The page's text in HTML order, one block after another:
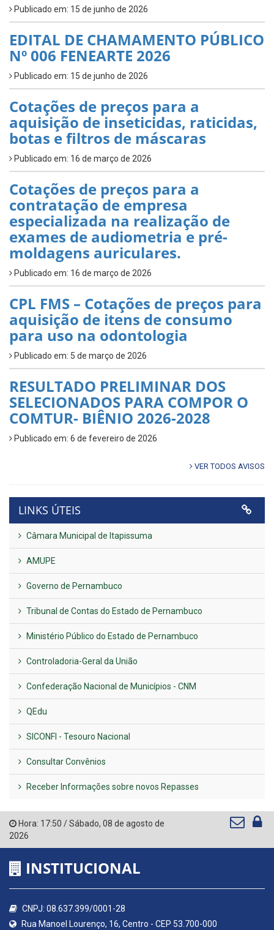
Publicado em: 15 de junho de 2026
EDITAL DE CHAMAMENTO PÚBLICO
Nº 006 FENEARTE 2026
Publicado em: 15 de junho de 2026
Cotações de preços para a
aquisição de inseticidas, raticidas,
botas e filtros de máscaras
Publicado em: 16 de março de 2026
Cotações de preços para a
contratação de empresa
especializada na realização de
exames de audiometria e pré-
moldagens auriculares.
Publicado em: 16 de março de 2026
CPL FMS – Cotações de preços para
aquisição de itens de consumo
para uso na odontologia
Publicado em: 5 de março de 2026
RESULTADO PRELIMINAR DOS
SELECIONADOS PARA COMPOR O
COMTUR- BIÊNIO 2026-2028
Publicado em: 6 de fevereiro de 2026
VER TODOS AVISOS
LINKS ÚTEIS
Câmara Municipal de Itapissuma
AMUPE
Governo de Pernambuco
Tribunal de Contas do Estado de Pernambuco
Ministério Público do Estado de Pernambuco
Controladoria-Geral da União
Confederação Nacional de Municípios - CNM
QEdu
SICONFI - Tesouro Nacional
Consultar Convênios
Receber Informações sobre novos Repasses
Hora: 17:50 /Sábado, 08 de agosto de
2026
INSTITUCIONAL
CNPJ: 08.637.399/0001-28
Rua Manoel Lourenço, 16, Centro - CEP 53.700-000